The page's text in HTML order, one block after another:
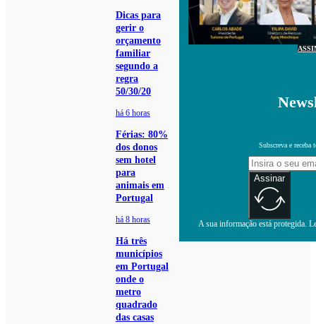
Dicas para
gerir o
orçamento
familiar
segundo a
regra
50/30/20
há 6 horas
Férias: 80%
dos donos
sem hotel
para
animais em
Portugal
há 8 horas
Há três
municípios
em Portugal
onde o
metro
quadrado
das casas
Subscreva e receba
Assinar
A sua informação está protegida.